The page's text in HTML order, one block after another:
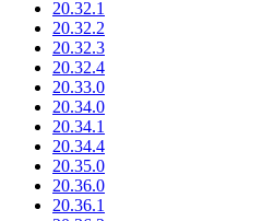
20.32.1
20.32.2
20.32.3
20.32.4
20.33.0
20.34.0
20.34.1
20.34.4
20.35.0
20.36.0
20.36.1